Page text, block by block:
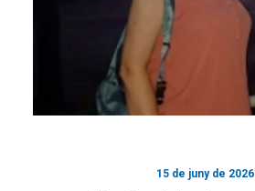
15 de juny de 2026